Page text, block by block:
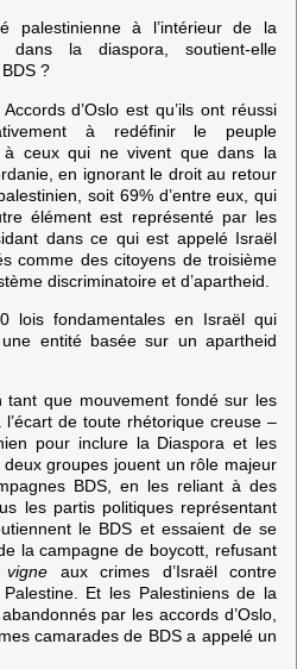
palestinienne à l’intérieur de la
la diaspora, soutient-elle
?
d’Oslo est qu’ils ont réussi
à redéfinir le peuple
à ceux qui ne vivent que dans la
en ignorant le droit au retour
soit 69% d’entre eux, qui
élément est représenté par les
dans ce qui est appelé Israël
comme des citoyens de troisième
discriminatoire et d’apartheid.
fondamentales en Israël qui
une entité basée sur un apartheid
tant que mouvement fondé sur les
de toute rhétorique creuse –
pour inclure la Diaspora et les
groupes jouent un rôle majeur
BDS, en les reliant à des
les partis politiques représentant
le BDS et essaient de se
la campagne de boycott, refusant
aux crimes d’Israël contre
Et les Palestiniens de la
par les accords d’Oslo,
camarades de BDS a appelé un